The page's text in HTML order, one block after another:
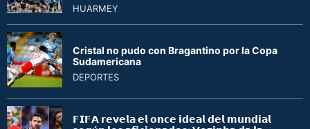
HUARMEY
Cristal no pudo con Bragantino por la Copa
Sudamericana
DEPORTES
𝗙𝗜𝗙𝗔 𝗿𝗲𝘃𝗲𝗹𝗮 𝗲𝗹 𝗼𝗻𝗰𝗲 𝗶𝗱𝗲𝗮𝗹 𝗱𝗲𝗹 𝗺𝘂𝗻𝗱𝗶𝗮𝗹